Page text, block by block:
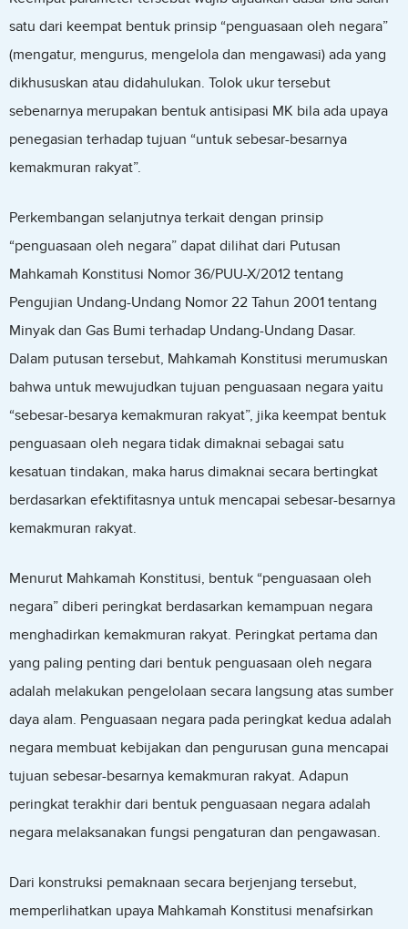
satu dari keempat bentuk prinsip “penguasaan oleh negara”
(mengatur, mengurus, mengelola dan mengawasi) ada yang
dikhususkan atau didahulukan. Tolok ukur tersebut
sebenarnya merupakan bentuk antisipasi MK bila ada upaya
penegasian terhadap tujuan “untuk sebesar-besarnya
kemakmuran rakyat”.
Perkembangan selanjutnya terkait dengan prinsip
“penguasaan oleh negara” dapat dilihat dari Putusan
Mahkamah Konstitusi Nomor 36/PUU-X/2012 tentang
Pengujian Undang-Undang Nomor 22 Tahun 2001 tentang
Minyak dan Gas Bumi terhadap Undang-Undang Dasar.
Dalam putusan tersebut, Mahkamah Konstitusi merumuskan
bahwa untuk mewujudkan tujuan penguasaan negara yaitu
“sebesar-besarya kemakmuran rakyat”, jika keempat bentuk
penguasaan oleh negara tidak dimaknai sebagai satu
kesatuan tindakan, maka harus dimaknai secara bertingkat
berdasarkan efektifitasnya untuk mencapai sebesar-besarnya
kemakmuran rakyat.
Menurut Mahkamah Konstitusi, bentuk “penguasaan oleh
negara” diberi peringkat berdasarkan kemampuan negara
menghadirkan kemakmuran rakyat. Peringkat pertama dan
yang paling penting dari bentuk penguasaan oleh negara
adalah melakukan pengelolaan secara langsung atas sumber
daya alam. Penguasaan negara pada peringkat kedua adalah
negara membuat kebijakan dan pengurusan guna mencapai
tujuan sebesar-besarnya kemakmuran rakyat. Adapun
peringkat terakhir dari bentuk penguasaan negara adalah
negara melaksanakan fungsi pengaturan dan pengawasan.
Dari konstruksi pemaknaan secara berjenjang tersebut,
memperlihatkan upaya Mahkamah Konstitusi menafsirkan